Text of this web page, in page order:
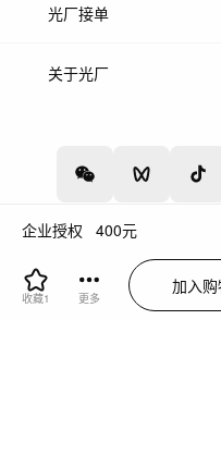
企业授权 400元
收藏1 更多
加入
上传案例
光厂接单
上架服务
关于光厂
增值电信业务经营许可证：
川公网安备